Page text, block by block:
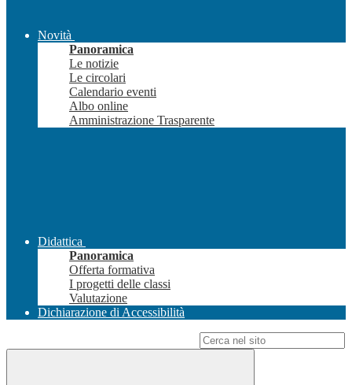
Novità
Panoramica
Le notizie
Le circolari
Calendario eventi
Albo online
Amministrazione Trasparente
Didattica
Panoramica
Offerta formativa
I progetti delle classi
Valutazione
Dichiarazione di Accessibilità